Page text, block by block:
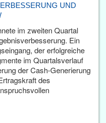
UND
im zweiten Quartal
Ein
der erfolgreiche
im Quartalsverlauf
der Cash-Generierung
des